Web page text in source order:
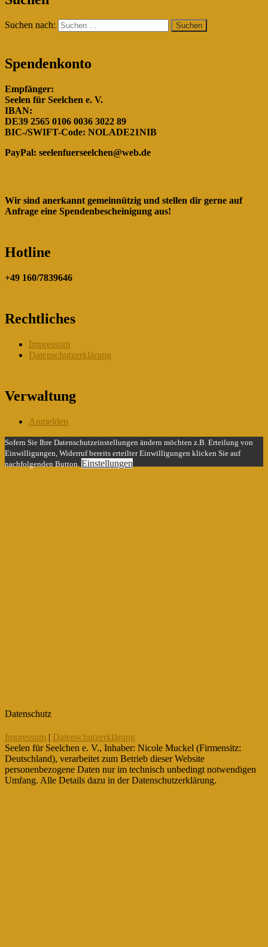
Rumänien!"
Suchen nach:
Spendenkonto
Empfänger:
Seelen für Seelchen e. V.
IBAN:
DE39 2565 0106 0036 3022 89
BIC-/SWIFT-Code: NOLADE21NIB
PayPal: seelenfuerseelchen@web.de
Wir sind anerkannt gemeinnützig und stellen dir gerne auf
Anfrage eine Spendenbescheinigung aus!
Hotline
+49 160/7839646
Rechtliches
Impressum
Datenschutzerklärung
Verwaltung
Anmelden
Sofern Sie Ihre Datenschutzeinstellungen ändern möchten z.B. Erteilung von
Einwilligungen, Widerruf bereits erteilter Einwilligungen klicken Sie auf
nachfolgenden Button. Einstellungen
Datenschutz
Impressum | Datenschutzerklärung
Seelen für Seelchen e. V., Inhaber: Nicole Muckel (Firmensitz:
Deutschland), verarbeitet zum Betrieb dieser Website
personenbezogene Daten nur im technisch unbedingt notwendigen
Umfang. Alle Details dazu in der Datenschutzerklärung.